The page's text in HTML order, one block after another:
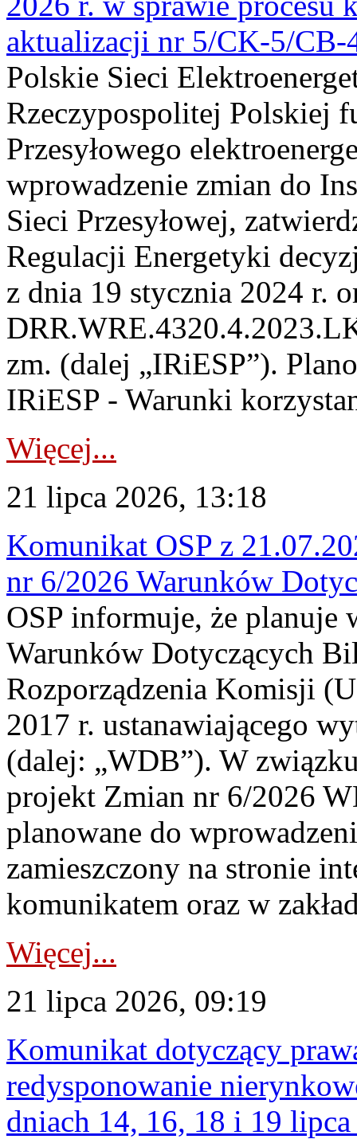
aktualizacji nr 5/CK-5/CB-
Polskie Sieci
Rzeczypospolitej Polskiej
Przesyłowego
wprowadzenie zmian do
Sieci Przesyłowej,
Regulacji Energetyki
z dnia 19 stycznia 2024 r.
zm. (dalej „IRiESP”).
IRiESP - Warunki
Więcej...
21 lipca 2026, 13:18
Komunikat OSP z
nr 6/2026 Warunków
OSP informuje, że planuje
Warunków Dotyczących
Rozporządzenia Komisji
2017 r. ustanawiającego
(dalej: „WDB”). W
projekt Zmian nr 6/2026
planowane do
zamieszczony na stronie
komunikatem oraz w
Więcej...
21 lipca 2026, 09:19
Komunikat dotyczący
redysponowanie
dniach 14, 16, 18 i 19